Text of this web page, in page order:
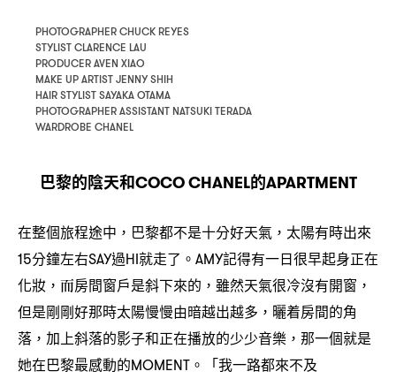
PHOTOGRAPHER CHUCK REYES
STYLIST CLARENCE LAU
PRODUCER AVEN XIAO
MAKE UP ARTIST JENNY SHIH
HAIR STYLIST SAYAKA OTAMA
PHOTOGRAPHER ASSISTANT NATSUKI TERADA
WARDROBE CHANEL
巴黎的陰天和COCO CHANEL的APARTMENT
在整個旅程途中 ， 巴黎都不是十分好天氣 ， 太陽有時出來
15分鐘左右SAY過HI就走了。 AMY記得有一日很早起身正在
化妝 ， 而房間窗戶是斜下來的 ， 雖然天氣很冷沒有開窗 ，
但是剛剛好那時太陽慢慢由暗越出越多 ， 曬着房間的角
落 ， 加上斜落的影子和正在播放的少少音樂 ， 那一個就是
她在巴黎最感動的MOMENT 。「我一路都來不及